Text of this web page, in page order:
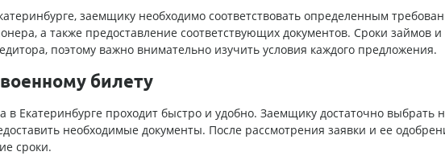
заемщику необходимо соответствовать определенным
а также предоставление соответствующих документов. Сроки займов
поэтому важно внимательно изучить условия каждого предложения.
билету
Екатеринбурге проходит быстро и удобно. Заемщику достаточно выбрать
необходимые документы. После рассмотрения заявки и ее
сроки.